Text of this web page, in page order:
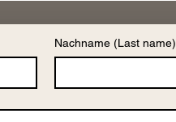
Nachname (Last name)